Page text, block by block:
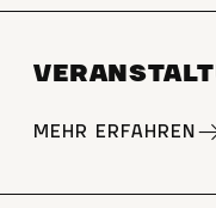
MEHR ERFAHREN